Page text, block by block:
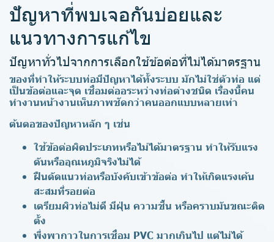
ปัญหาที่พบเจอกันบ่อยและ
แนวทางการแก้ไข
ปัญหาทั่วไปจากการเลือกใช้ข้อต่อที่ไม่ได้มาตรฐาน
ของที่ทำให้ระบบท่อมีปัญหาได้ทั้งระบบ มักไม่ใช่ตัวท่อ แต่
เป็นข้อต่อและจุด เชื่อมต่ออระหว่างท่อต่างชนิด เรื่องนี้คน
ทำงานหน้างานเห็นภาพชัดกว่าคนออกแบบหลายเท่า
ต้นตอของปัญหาหลัก ๆ เช่น
ใช้ข้อต่อผิดประเภทหรือไม่ได้มาตรฐาน ทำให้รับแรง
ดันหรืออุณหภูมิจริงไม่ได้
ฝืนดัดแนวท่อหรือบังคับเข้าข้อต่อ ทำให้เกิดแรงเค้น
สะสมที่รอยต่อ
เตรียมผิวท่อไม่ดี มีฝุ่น ความชื้น หรือคราบมันขณะติด
ตั้ง
พึ่งพากาวในการเชื่อม PVC มากเกินไป แต่ไม่ได้